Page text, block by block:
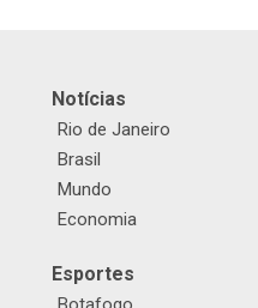
Notícias
Rio de Janeiro
Brasil
Mundo
Economia
Esportes